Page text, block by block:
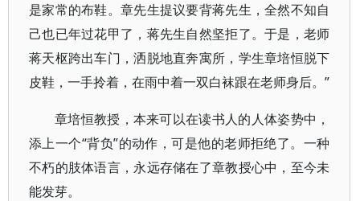
是家常的布鞋。章先生提议要背蒋先生，全然不知自
己也已年过花甲了，蒋先生自然坚拒了。于是，老师
蒋天枢跨出车门，洒脱地直奔寓所，学生章培恒脱下
皮鞋，一手拎着，在雨中着一双白袜跟在老师身后。”
章培恒教授，本来可以在读书人的人体姿势中，
添上一个“背负”的动作，可是他的老师拒绝了。一种
不朽的肢体语言，永远存储在了章教授心中，至今未
能发芽。